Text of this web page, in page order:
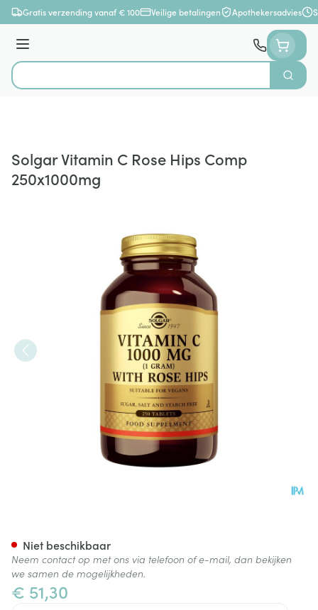
Ga naar de inhoud
Gratis verzending vanaf € 100 Veilige betalingen Apothekersadvies
Menu
Product, merk, categorie...
Zoek
Solgar Vitamin C Rose Hips Comp
250x1000mg
€ 51,30
Niet beschikbaar
Neem contact op met ons via telefoon of e-mail, dan bekijken
we samen de mogelijkheden.